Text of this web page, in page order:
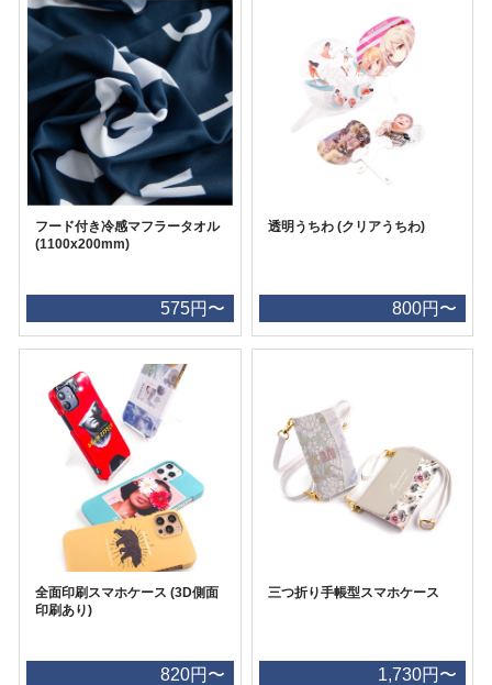
フード付き冷感マフラータオル
(1100x200mm)
575円〜
透明うちわ (クリアうちわ)
800円〜
全面印刷スマホケース (3D側面
印刷あり)
820円〜
三つ折り手帳型スマホケース
1,730円〜